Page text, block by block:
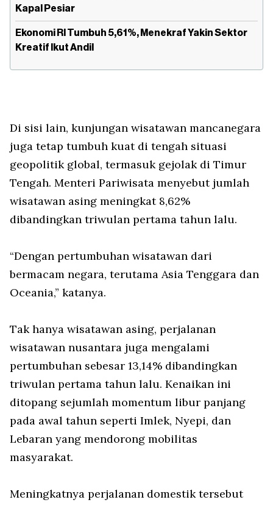
Kapal Pesiar
Ekonomi RI Tumbuh 5,61%, Menekraf Yakin Sektor
Kreatif Ikut Andil
Di sisi lain, kunjungan wisatawan mancanegara
juga tetap tumbuh kuat di tengah situasi
geopolitik global, termasuk gejolak di Timur
Tengah. Menteri Pariwisata menyebut jumlah
wisatawan asing meningkat 8,62%
dibandingkan triwulan pertama tahun lalu.
“Dengan pertumbuhan wisatawan dari
bermacam negara, terutama Asia Tenggara dan
Oceania,” katanya.
Tak hanya wisatawan asing, perjalanan
wisatawan nusantara juga mengalami
pertumbuhan sebesar 13,14% dibandingkan
triwulan pertama tahun lalu. Kenaikan ini
ditopang sejumlah momentum libur panjang
pada awal tahun seperti Imlek, Nyepi, dan
Lebaran yang mendorong mobilitas
masyarakat.
Meningkatnya perjalanan domestik tersebut